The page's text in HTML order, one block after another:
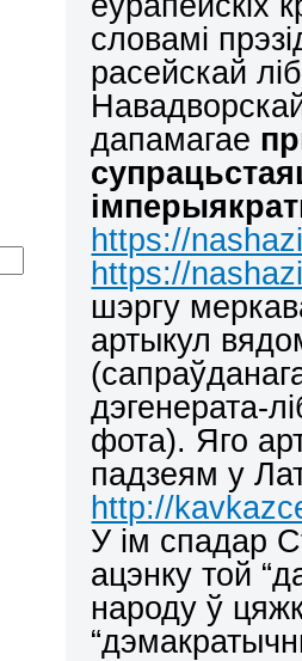
словамі
расейскай
дапамагае
https://
https://
шэргу
артыкул
дэгенерата-
фота). Яго
падзеям у
http://
У ім спадар
ацэнку той
народу ў